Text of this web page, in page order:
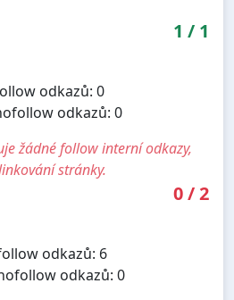
1 / 1
odkazů: 0
odkazů: 0
žádné follow interní odkazy,
stránky.
0/2
odkazů: 6
odkazů: 0